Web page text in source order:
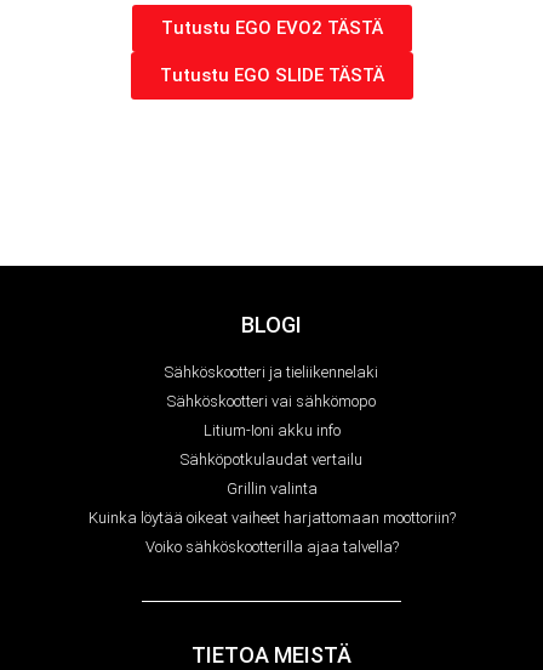
Tutustu EGO EVO2 TÄSTÄ
Tutustu EGO SLIDE TÄSTÄ
BLOGI
Sähköskootteri ja tieliikennelaki
Sähköskootteri vai sähkömopo
Litium-Ioni akku info
Sähköpotkulaudat vertailu
Grillin valinta
Kuinka löytää oikeat vaiheet harjattomaan moottoriin?
Voiko sähköskootterilla ajaa talvella?
TIETOA MEISTÄ